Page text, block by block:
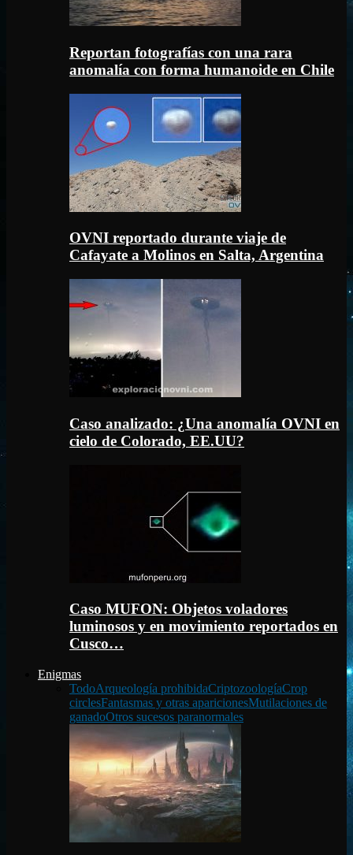
Reportan fotografías con una rara
anomalía con forma humanoide en Chile
OVNI reportado durante viaje de
Cafayate a Molinos en Salta, Argentina
Caso analizado: ¿Una anomalía OVNI en
cielo de Colorado, EE.UU?
Caso MUFON: Objetos voladores
luminosos y en movimiento reportados en
Cusco…
Enigmas
TodoArqueología prohibidaCriptozoologíaCrop
circlesFantasmas y otras aparicionesMutilaciones de
ganadoOtros sucesos paranormales